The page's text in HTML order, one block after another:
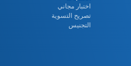
اختبار مجاني
تصريح التسوية
التجنيس